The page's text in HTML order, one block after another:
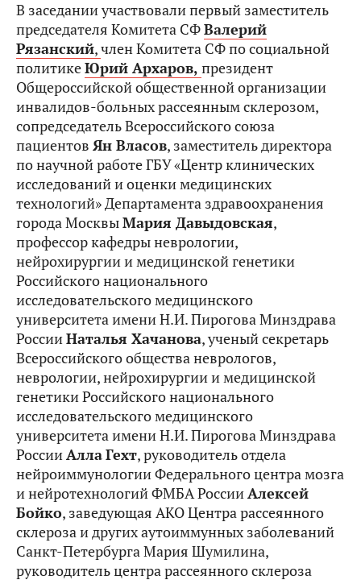
В заседании участвовали первый заместитель
председателя Комитета СФВалерий
Рязанский,член Комитета СФ по социальной
политикеЮрий Архаров, президент
Общероссийской общественной организации
инвалидов-больных рассеянным склерозом,
сопредседатель Всероссийского союза
пациентов Ян Власов, заместитель директора
по научной работе ГБУ «Центр клинических
исследований и оценки медицинских
технологий» Департамента здравоохранения
города МосквыМария Давыдовская,
профессор кафедры неврологии,
нейрохирургии и медицинской генетики
Российского национального
исследовательского медицинского
университета имени Н.И. Пирогова Минздрава
РоссииНаталья Хачанова, ученый секретарь
Всероссийского общества неврологов,
неврологии, нейрохирургии и медицинской
генетики Российского национального
исследовательского медицинского
университета имени Н.И. Пирогова Минздрава
РоссииАллаГехт, руководитель отдела
нейроиммунологии Федерального центра мозга
и нейротехнологий ФМБА РоссииАлексей
Бойко, заведующая АКО Центра рассеянного
склероза и других аутоиммунных заболеваний
Санкт-Петербурга Мария Шумилина,
руководитель центра рассеянного склероза